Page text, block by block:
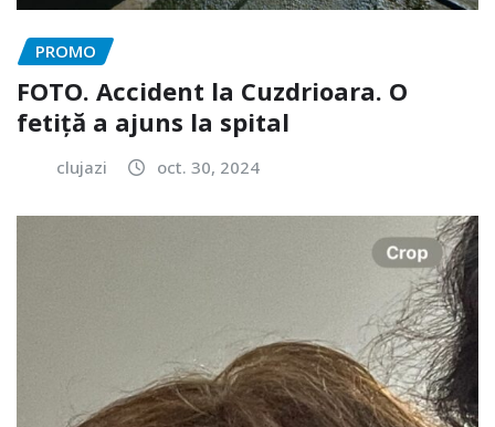
PROMO
FOTO. Accident la Cuzdrioara. O
fetiță a ajuns la spital
clujazi oct. 30, 2024